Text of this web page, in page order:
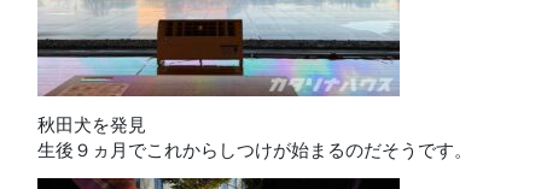
秋田犬を発見
生後９ヵ月でこれからしつけが始まるのだそうです。